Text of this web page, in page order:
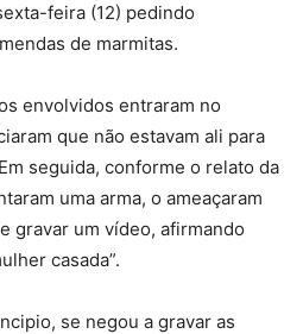
feira (12) pedindo
de marmitas.
envolvidos entraram no
que não estavam ali para
seguida, conforme o relato da
uma arma, o ameaçaram
gravar um vídeo, afirmando
casada”.
se negou a gravar as